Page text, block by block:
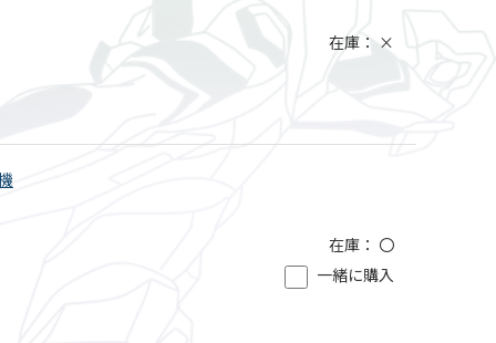
在庫： ×
在庫： 〇
一緒に購入